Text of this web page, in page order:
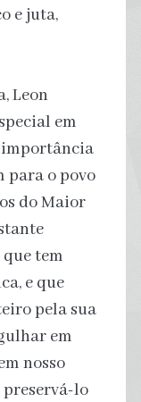
e juta,
Leon
em
importância
para o povo
do Maior
tem
e que
pela sua
em
nosso
preservá-lo